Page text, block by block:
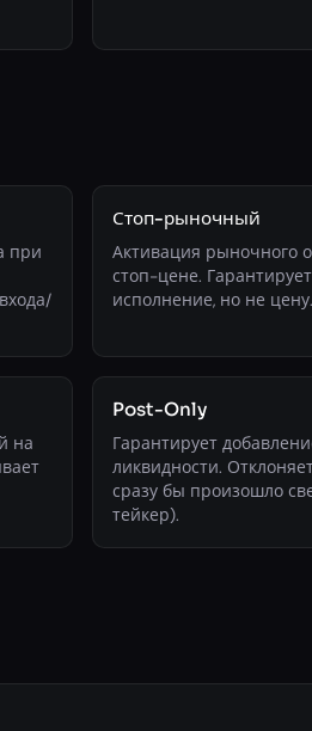
при
Стоп-рыночный
Активация рыночного
стоп-цене. Гарантирует
исполнение, но не цену.
на
Post-Only
Гарантирует
ликвидности.
сразу бы произошло
тейкер).